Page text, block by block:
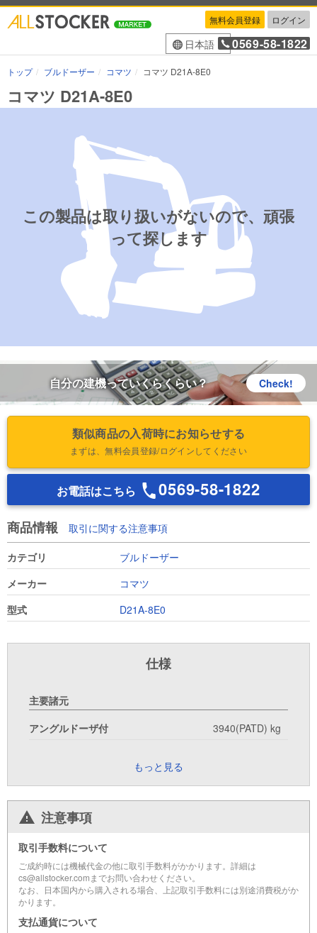
無料会員登録 ログイン
日本語 0569-58-1822
トップ ブルドーザー コマツ コマツ D21A-8E0
コマツ D21A-8E0
この製品は取り扱いがないので、頑張
って探します
自分の建機っていくらくらい？ Check!
類似商品の入荷時にお知らせする
まずは、無料会員登録/ログインしてください
お電話はこちら 0569-58-1822
商品情報 取引に関する注意事項
カテゴリ
ブルドーザー
メーカー
コマツ
型式
D21A-8E0
仕様
主要諸元
アングルドーザ付
3940(PATD) kg
もっと見る
注意事項
取引手数料について
ご成約時には機械代金の他に取引手数料がかかります。詳細は
cs@allstocker.comまでお問い合わせください。
なお、日本国内から購入される場合、上記取引手数料には別途消費税がか
かります。
支払通貨について